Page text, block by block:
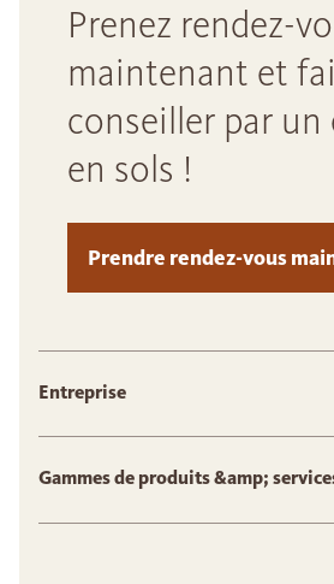
Prenez rendez-
maintenant et
conseiller par un
en sols !
Prendre rendez-vous
Entreprise
Gammes de produits &amp;